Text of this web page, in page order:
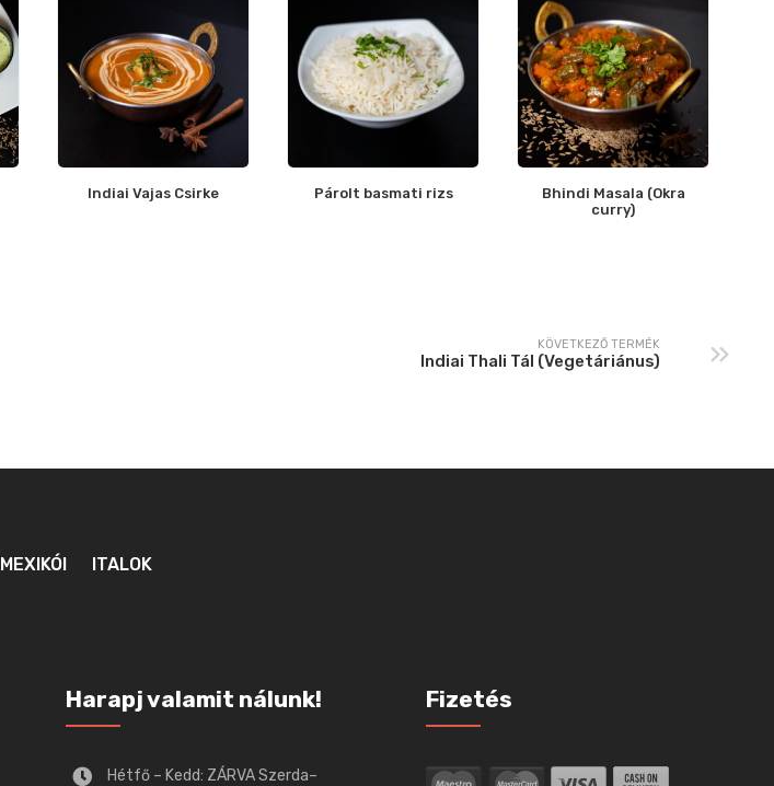
Indiai Vajas Csirke Párolt basmati rizs
Bhindi Masala (Okra
curry)
KÖVETKEZŐ TERMÉK
Indiai Thali Tál (Vegetáriánus)
MEXIKÓI ITALOK
Harapj valamit nálunk!
Hétfő – Kedd: ZÁRVA Szerda–
Fizetés